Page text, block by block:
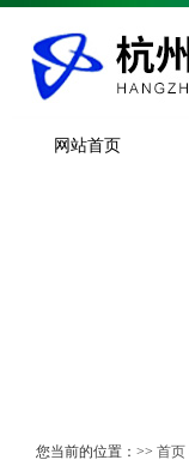
网站首页
您当前的位置：>> 首页